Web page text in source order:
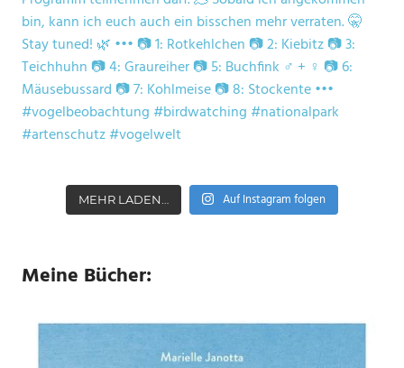
MEHR LADEN… Auf Instagram folgen
Meine Bücher: